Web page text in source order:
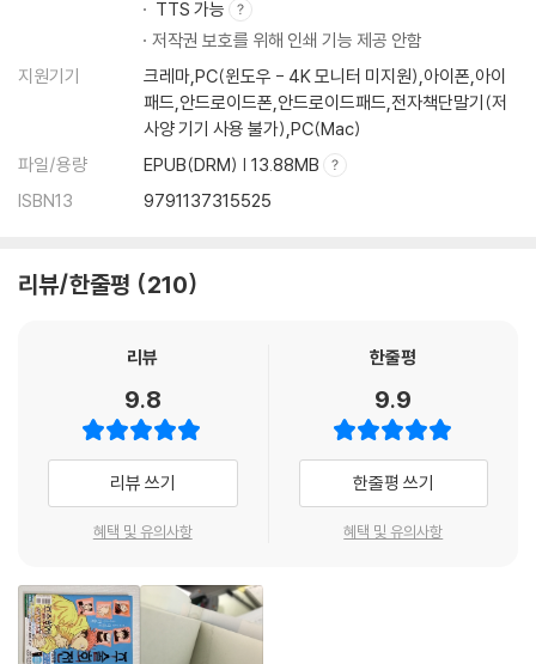
TTS 가능
저작권 보호를 위해 인쇄 기능 제공 안함
지원기기
크레마,PC(윈도우 - 4K 모니터 미지원),아이폰,아이
패드,안드로이드폰,안드로이드패드,전자책단말기(저
사양 기기 사용 불가),PC(Mac)
파일/용량
EPUB(DRM) | 13.88MB
ISBN13
9791137315525
리뷰/한줄평 210
리뷰
9.8
리뷰 쓰기
혜택 및 유의사항
한줄평
9.9
한줄평 쓰기
혜택 및 유의사항